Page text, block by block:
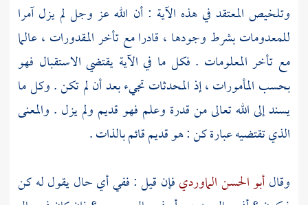
وتلخيص المعتقد في هذه الآية : أن الله عز وجل لم يزل آمرا
للمعدومات بشرط وجودها ، قادرا مع تأخر المقدورات ، عالما
مع تأخر المعلومات . فكل ما في الآية يقتضي الاستقبال فهو
بحسب المأمورات ، إذ المحدثات تجيء بعد أن لم تكن . وكل ما
يسند إلى الله تعالى من قدرة وعلم فهو قديم ولم يزل . والمعنى
الذي تقتضيه عبارة كن : هو قديم قائم بالذات .
وقالأبو الحسن الماورديفإن قيل : ففي أي حال يقول له كن